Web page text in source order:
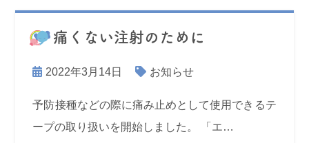
痛くない注射のために
2022年3月14日 お知らせ
予防接種などの際に痛み止めとして使用できるテ
ープの取り扱いを開始しました。 「エ…